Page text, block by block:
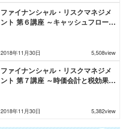
2018年11月30日 5,508view
ファイナンシャル・リスクマネジメ
ント 第６講座 ～キャッシュフロー計
2018年11月30日 5,382view
ファイナンシャル・リスクマネジメ
ント 第７講座 ～時価会計と税効果会